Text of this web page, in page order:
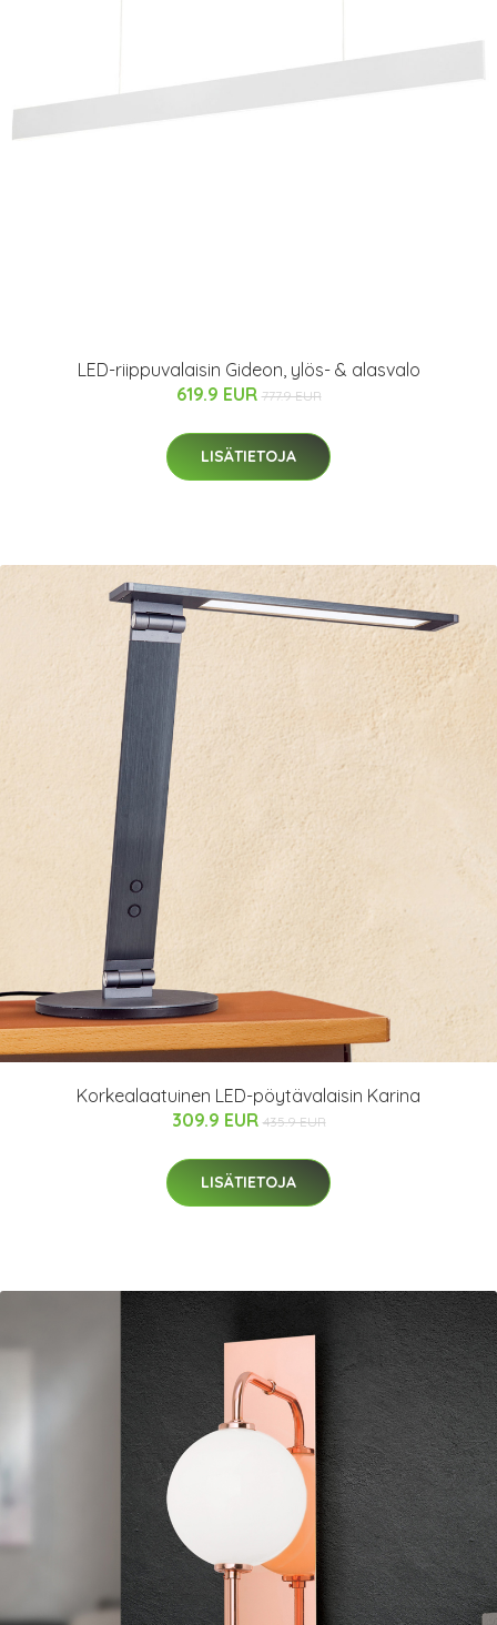
LED-riippuvalaisin Gideon, ylös- & alasvalo
619.9 EUR 777.9 EUR
LISÄTIETOJA
Korkealaatuinen LED-pöytävalaisin Karina
309.9 EUR 435.9 EUR
LISÄTIETOJA